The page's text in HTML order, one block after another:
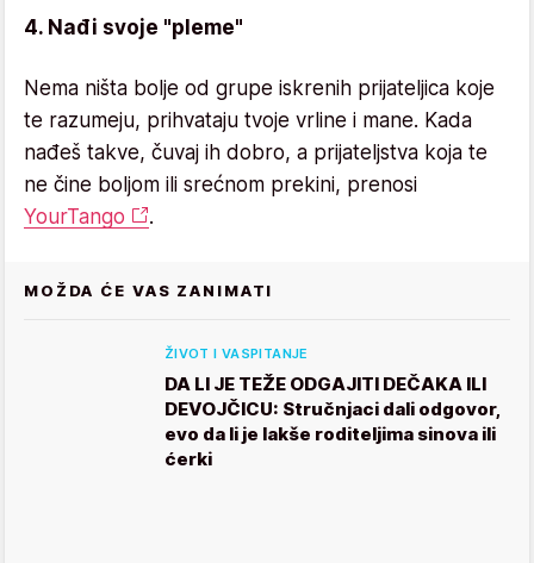
4. Nađi svoje "pleme"
Nema ništa bolje od grupe iskrenih prijateljica koje
te razumeju, prihvataju tvoje vrline i mane. Kada
nađeš takve, čuvaj ih dobro, a prijateljstva koja te
ne čine boljom ili srećnom prekini, prenosi
YourTango
.
MOŽDA ĆE VAS ZANIMATI
ŽIVOT I VASPITANJE
DA LI JE TEŽE ODGAJITI DEČAKA ILI
DEVOJČICU: Stručnjaci dali odgovor,
evo da li je lakše roditeljima sinova ili
ćerki